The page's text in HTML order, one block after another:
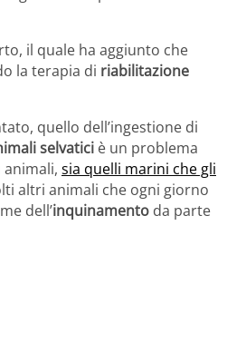
il quale ha aggiunto che
la terapia di riabilitazione
quello dell’ingestione di
selvatici è un problema
sia quelli marini che gli
altri animali che ogni giorno
dell’inquinamento da parte